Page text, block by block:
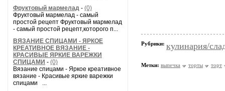
Фруктовый мармелад - (0)
Фруктовый мармелад - самый
простой рецепт Фруктовый мармелад
- самый простой рецепт,которого п...
ВЯЗАНИЕ СПИЦАМИ - ЯРКОЕ
КРЕАТИВНОЕ ВЯЗАНИЕ -
КРАСИВЫЕ ЯРКИЕ ВАРЕЖКИ
СПИЦАМИ - (0)
Вязание спицами - Яркое креативное
вязание - Красивые яркие варежки
спицами ...
Рубрики: кулинария/
Метки: выпечка торты торт